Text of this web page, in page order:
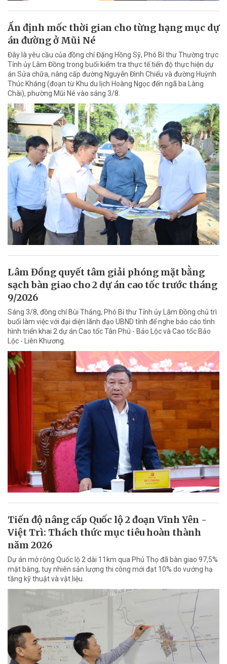
Ấn định mốc thời gian cho từng hạng mục dự
án đường ở Mũi Né
Đây là yêu cầu của đồng chí Đặng Hồng Sỹ, Phó Bí thư Thường trực
Tỉnh ủy Lâm Đồng trong buổi kiểm tra thực tế tiến độ thực hiện dự
án Sửa chữa, nâng cấp đường Nguyễn Đình Chiểu và đường Huỳnh
Thúc Kháng (đoạn từ Khu du lịch Hoàng Ngọc đến ngã ba Làng
Chài), phường Mũi Né vào sáng 3/8.
Lâm Đồng quyết tâm giải phóng mặt bằng
sạch bàn giao cho 2 dự án cao tốc trước tháng
9/2026
Sáng 3/8, đồng chí Bùi Thắng, Phó Bí thư Tỉnh ủy Lâm Đồng chủ trì
buổi làm việc với đại diện lãnh đạo UBND tỉnh để nghe báo cáo tình
hình triển khai 2 dự án Cao tốc Tân Phú - Bảo Lộc và Cao tốc Bảo
Lộc - Liên Khương.
Tiến độ nâng cấp Quốc lộ 2 đoạn Vĩnh Yên -
Việt Trì: Thách thức mục tiêu hoàn thành
năm 2026
Dự án mở rộng Quốc lộ 2 dài 11km qua Phú Thọ đã bàn giao 97,5%
mặt bằng, tuy nhiên sản lượng thi công mới đạt 10% do vướng hạ
tầng kỹ thuật và vật liệu.